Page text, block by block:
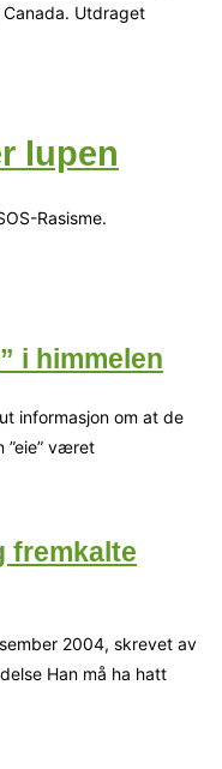
Utdraget
lupen
Rasisme.
i himmelen
informasjon om at de
”eie” været
fremkalte
2004, skrevet av
Han må ha hatt